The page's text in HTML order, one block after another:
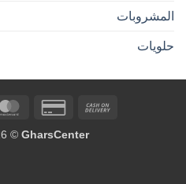
المشروبات
حلويات
Cash
Delivery
Credit
2
© GharsCenter